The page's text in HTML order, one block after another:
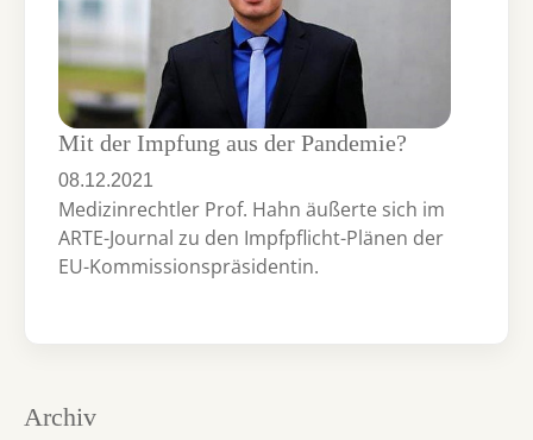
Mit der Impfung aus der Pandemie?
08.12.2021
Medizinrechtler Prof. Hahn äußerte sich im
ARTE-Journal zu den Impfpflicht-Plänen der
EU-Kommissionspräsidentin.
Archiv